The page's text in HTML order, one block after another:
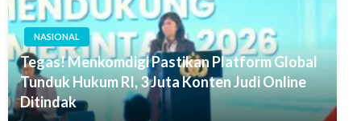
NASIONAL
Tegas! Menkomdigi Pastikan Platform Global
Tunduk Hukum RI, 3 Juta Konten Judi Online
Ditindak